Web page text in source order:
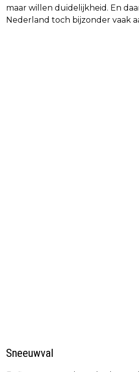
maar willen duidelijkheid. En
Nederland toch bijzonder vaak
Sneeuwval